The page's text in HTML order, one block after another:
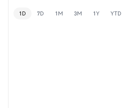
1D 7D 1M 3M 1Y YTD